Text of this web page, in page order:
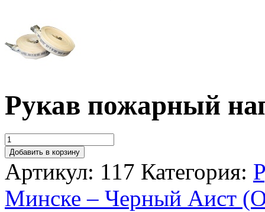
Рукав пожарный
Добавить в корзину
Артикул: 117 Категория:
Минске – Черный Аист